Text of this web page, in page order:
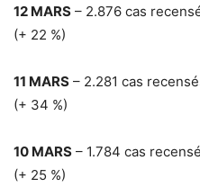
12 MARS – 2.876 cas
(+ 22 %)
11 MARS – 2.281 cas
(+ 34 %)
10 MARS – 1.784 cas
(+ 25 %)